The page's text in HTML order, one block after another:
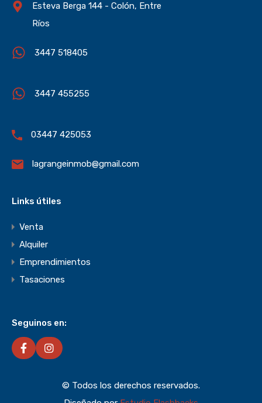
Esteva Berga 144 - Colón, Entre
Ríos
3447 518405
3447 455255
03447 425053
lagrangeinmob@gmail.com
Links útiles
Venta
Alquiler
Emprendimientos
Tasaciones
Seguinos en:
© Todos los derechos reservados.